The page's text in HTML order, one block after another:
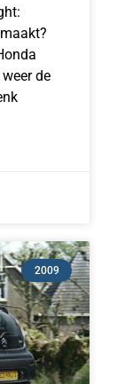
de
2009